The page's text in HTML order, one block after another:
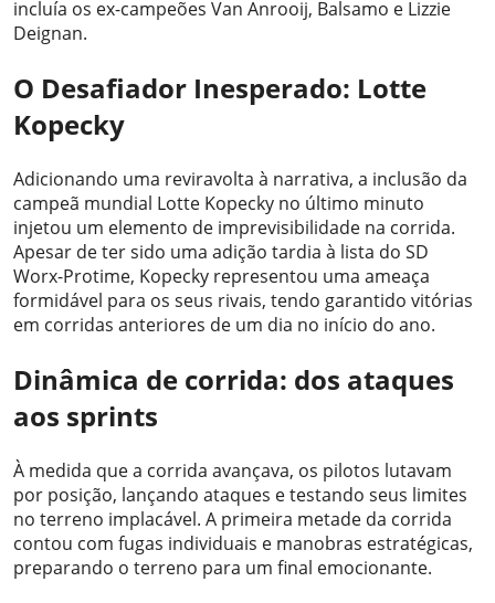
incluía os ex-campeões Van Anrooij, Balsamo e Lizzie
Deignan.
O Desafiador Inesperado: Lotte
Kopecky
Adicionando uma reviravolta à narrativa, a inclusão da
campeã mundial Lotte Kopecky no último minuto
injetou um elemento de imprevisibilidade na corrida.
Apesar de ter sido uma adição tardia à lista do SD
Worx-Protime, Kopecky representou uma ameaça
formidável para os seus rivais, tendo garantido vitórias
em corridas anteriores de um dia no início do ano.
Dinâmica de corrida: dos ataques
aos sprints
À medida que a corrida avançava, os pilotos lutavam
por posição, lançando ataques e testando seus limites
no terreno implacável. A primeira metade da corrida
contou com fugas individuais e manobras estratégicas,
preparando o terreno para um final emocionante.